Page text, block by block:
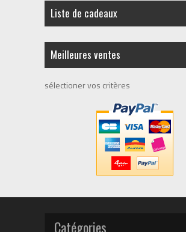
Liste de cadeaux
Meilleures ventes
sélectioner vos critères
Catégories